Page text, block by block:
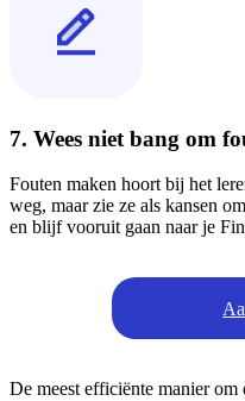
7. Wees niet bang om
Fouten maken hoort bij het
weg, maar zie ze als kansen
en blijf vooruit gaan naar je
De meest efficiënte manier om